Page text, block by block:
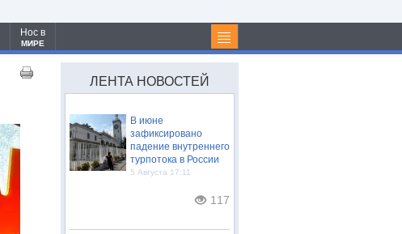
Нос в
МИРЕ
ЛЕНТА НОВОСТЕЙ
В июне
зафиксировано
падение внутреннего
турпотока в России
5 Августа 17:11
117